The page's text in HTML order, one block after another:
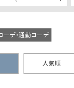
その他アウター
ーデ・通勤コーデ
人気順